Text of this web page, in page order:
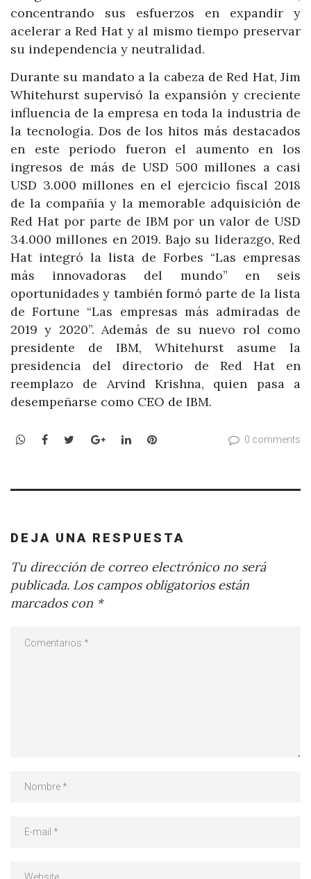
concentrando sus esfuerzos en expandir y
acelerar a Red Hat y al mismo tiempo preservar
su independencia y neutralidad.
Durante su mandato a la cabeza de Red Hat, Jim
Whitehurst supervisó la expansión y creciente
influencia de la empresa en toda la industria de
la tecnología. Dos de los hitos más destacados
en este periodo fueron el aumento en los
ingresos de más de USD 500 millones a casi
USD 3.000 millones en el ejercicio fiscal 2018
de la compañía y la memorable adquisición de
Red Hat por parte de IBM por un valor de USD
34.000 millones en 2019. Bajo su liderazgo, Red
Hat integró la lista de Forbes “Las empresas
más innovadoras del mundo” en seis
oportunidades y también formó parte de la lista
de Fortune “Las empresas más admiradas de
2019 y 2020”. Además de su nuevo rol como
presidente de IBM, Whitehurst asume la
presidencia del directorio de Red Hat en
reemplazo de Arvind Krishna, quien pasa a
desempeñarse como CEO de IBM.
WhatsApp
Facebook
TwitterGoogle+LinkedInPinterest 0 comments
DEJA UNA RESPUESTA
Tu dirección de correo electrónico no será
publicada. Los campos obligatorios están
marcados con *